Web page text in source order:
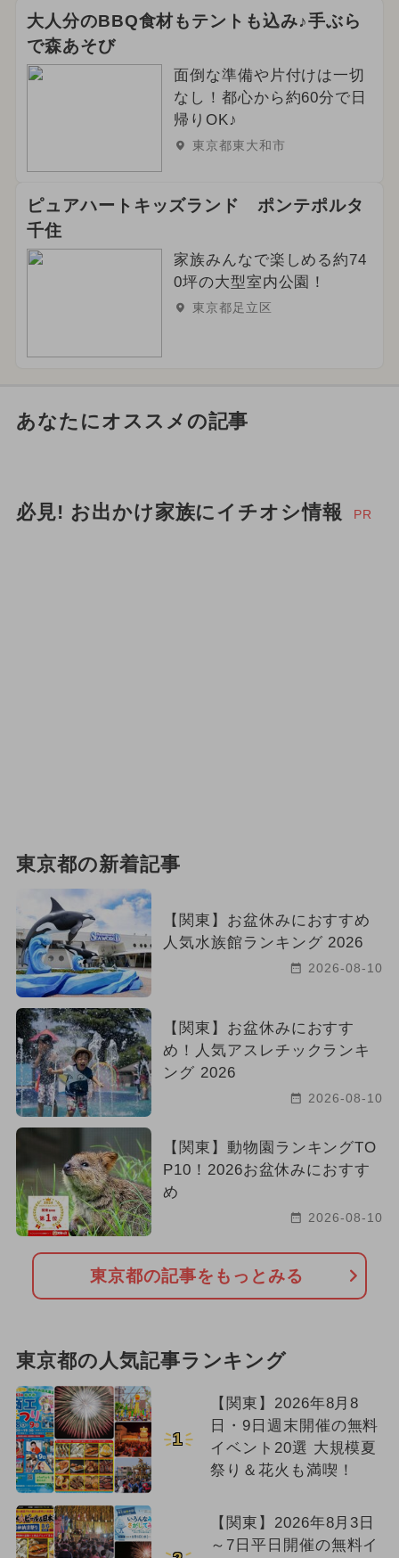
大人分のBBQ食材もテントも込み♪手ぶら
で森あそび
面倒な準備や片付けは一切
なし！都心から約60分で日
帰りOK♪
東京都東大和市
ピュアハートキッズランド ポンテポルタ
千住
家族みんなで楽しめる約74
0坪の大型室内公園！
東京都足立区
あなたにオススメの記事
必見! お出かけ家族にイチオシ情報 PR
東京都の新着記事
【関東】お盆休みにおすすめ
人気水族館ランキング 2026
2026-08-10
【関東】お盆休みにおすす
め！人気アスレチックランキ
ング 2026
2026-08-10
【関東】動物園ランキングTO
P10！2026お盆休みにおすす
め
2026-08-10
東京都の記事をもっとみる
東京都の人気記事ランキング
1
【関東】2026年8月8
日・9日週末開催の無料
イベント20選 大規模夏
祭り＆花火も満喫！
【関東】2026年8月3日
～7日平日開催の無料イ